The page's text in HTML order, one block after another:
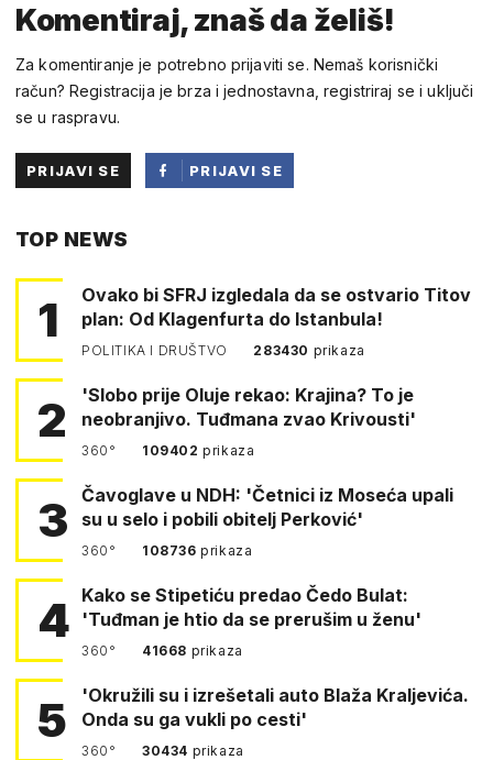
Komentiraj, znaš da želiš!
Za komentiranje je potrebno prijaviti se. Nemaš korisnički
račun? Registracija je brza i jednostavna, registriraj se i uključi
se u raspravu.
PRIJAVI SE
PRIJAVI SE
TOP NEWS
1
Ovako bi SFRJ izgledala da se ostvario Titov
plan: Od Klagenfurta do Istanbula!
POLITIKA I DRUŠTVO 283430 prikaza
2
'Slobo prije Oluje rekao: Krajina? To je
neobranjivo. Tuđmana zvao Krivousti'
360° 109402prikaza
3
Čavoglave u NDH: 'Četnici iz Moseća upali
su u selo i pobili obitelj Perković'
360° 108736prikaza
4 Kako se Stipetiću predao Čedo Bulat:
'Tuđman je htio da se prerušim u ženu'
360° 41668 prikaza
5
'Okružili su i izrešetali auto Blaža Kraljevića.
Onda su ga vukli po cesti'
360° 30434 prikaza